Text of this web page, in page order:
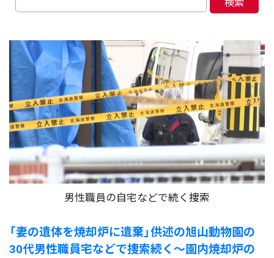
検索
男性職員の自宅などで続く捜索
「妻の遺体を焼却炉に遺棄」供述の旭山動物園の
30代男性職員宅などで捜索続く～園内焼却炉の